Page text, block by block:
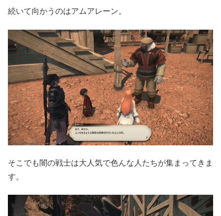
続いて向かうのはアムアレーン。
そこでも闇の戦士は大人気で色んな人たちが集まってきま
す。